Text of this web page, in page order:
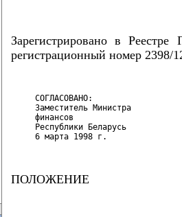
Зарегистрировано в Реестре
регистрационный номер 2398/
СОГЛАСОВАНО:
Заместитель Министра
финансов
Республики Беларусь
6 марта 1998 г.
ПОЛОЖЕНИЕ